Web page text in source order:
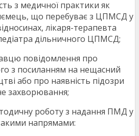
з медичної практики як
що перебуває з ЦПМСД у
лікаря-терапевта
дільничного ЦПМСД;
повідомлення про
з посиланням на нещасний
або про наявність підозри
захворювання;
роботу з надання ПМД у
напрямами: